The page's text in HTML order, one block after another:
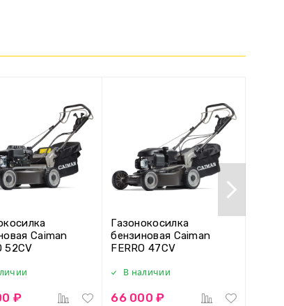
Caiman
52CV
₽
Газонокосилка
бензиновая Caiman
FERRO 47CV
В наличии
66 000 ₽